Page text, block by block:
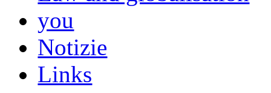
you
Notizie
Links